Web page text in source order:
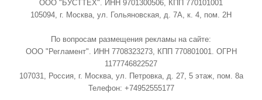
ООО "БУСТТЕХ". ИНН 9701300506, КПП 770101001
105094, г. Москва, ул. Гольяновская, д. 7А, к. 4, пом. 2Н
По вопросам размещения рекламы на сайте:
ООО "Регламент". ИНН 7708323273, КПП 770801001. ОГРН
1177746822527
107031, Россия, г. Москва, ул. Петровка, д. 27, 5 этаж, пом. 8а
Телефон: +74952555177